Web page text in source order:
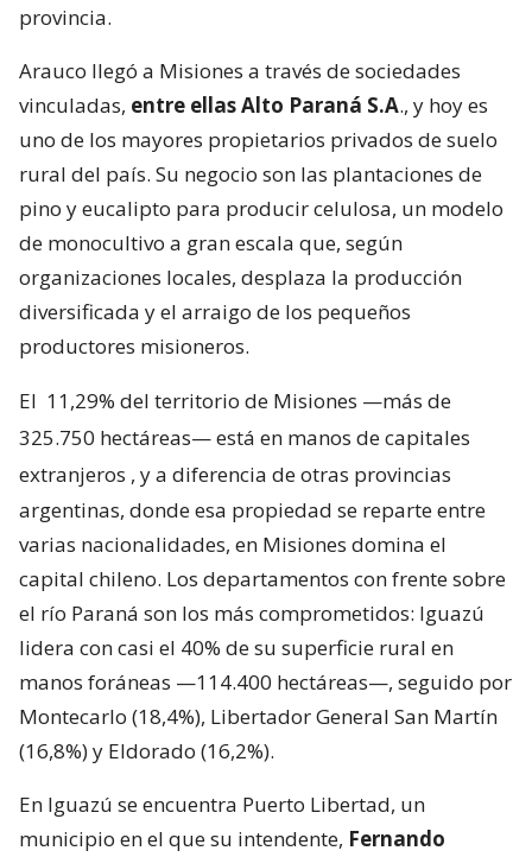
provincia.
Arauco llegó a Misiones a través de sociedades
vinculadas, entre ellas Alto Paraná S.A., y hoy es
uno de los mayores propietarios privados de suelo
rural del país. Su negocio son las plantaciones de
pino y eucalipto para producir celulosa, un modelo
de monocultivo a gran escala que, según
organizaciones locales, desplaza la producción
diversificada y el arraigo de los pequeños
productores misioneros.
El 11,29% del territorio de Misiones —más de
325.750 hectáreas— está en manos de capitales
extranjeros , y a diferencia de otras provincias
argentinas, donde esa propiedad se reparte entre
varias nacionalidades, en Misiones domina el
capital chileno. Los departamentos con frente sobre
el río Paraná son los más comprometidos: Iguazú
lidera con casi el 40% de su superficie rural en
manos foráneas —114.400 hectáreas—, seguido por
Montecarlo (18,4%), Libertador General San Martín
(16,8%) y Eldorado (16,2%).
En Iguazú se encuentra Puerto Libertad, un
municipio en el que su intendente, Fernando